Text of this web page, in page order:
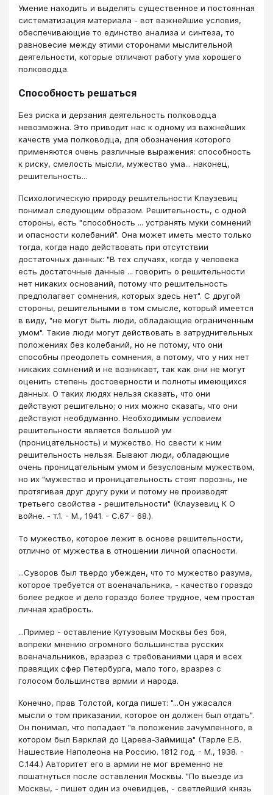
Умение находить и выделять существенное и постоянная
систематизация материала - вот важнейшие условия,
обеспечивающие то единство анализа и синтеза, то
равновесие между этими сторонами мыслительной
деятельности, которые отличают работу ума хорошего
полководца.
Способность решаться
Без риска и дерзания деятельность полководца
невозможна. Это приводит нас к одному из важнейших
качеств ума полководца, для обозначения которого
применяются очень различные выражения: способность
к риску, смелость мысли, мужество ума... наконец,
решительность...
Психологическую природу решительности Клаузевиц
понимал следующим образом. Решительность, с одной
стороны, есть "способность ... устранять муки сомнений
и опасности колебаний". Она может иметь место только
тогда, когда надо действовать при отсутствии
достаточных данных: "В тех случаях, когда у человека
есть достаточные данные ... говорить о решительности
нет никаких оснований, потому что решительность
предполагает сомнения, которых здесь нет". С другой
стороны, решительными в том смысле, который имеется
в виду, "не могут быть люди, обладающие ограниченным
умом". Такие люди могут действовать в затруднительных
положениях без колебаний, но не потому, что они
способны преодолеть сомнения, а потому, что у них нет
никаких сомнений и не возникает, так как они не могут
оценить степень достоверности и полноты имеющихся
данных. О таких людях нельзя сказать, что они
действуют решительно; о них можно сказать, что они
действуют необдуманно. Необходимым условием
решительности является большой ум
(проницательность) и мужество. Но свести к ним
решительность нельзя. Бывают люди, обладающие
очень проницательным умом и безусловным мужеством,
но их "мужество и проницательность стоят порознь, не
протягивая друг другу руки и потому не производят
третьего свойства - решительности" (Клаузевиц К О
войне. - т.1. - М., 1941. - С.67 - 68.).
То мужество, которое лежит в основе решительности,
отлично от мужества в отношении личной опасности.
...Суворов был твердо убежден, что то мужество разума,
которое требуется от военачальника, - качество гораздо
более редкое и дело гораздо более трудное, чем простая
личная храбрость.
...Пример - оставление Кутузовым Москвы без боя,
вопреки мнению огромного большинства русских
военачальников, вразрез с требованиями царя и всех
правящих сфер Петербурга, мало того, вразрез с
голосом большинства армии и народа.
Конечно, прав Толстой, когда пишет: "...Он ужасался
мысли о том приказании, которое он должен был отдать".
Он понимал, что попадает "в положение зачумленного, в
котором был Барклай до Царева-Займища" (Тарле Е.В.
Нашествие Наполеона на Россию. 1812 год. - М., 1938. -
С.144.) Авторитет его в армии не мог временно не
пошатнуться после оставления Москвы. "По выезде из
Москвы, - пишет один из очевидцев, - светлейший князь